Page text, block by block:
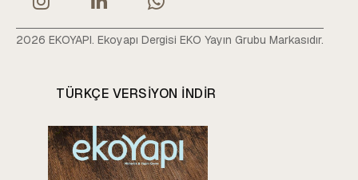
2026 EKOYAPI. Ekoyapı Dergisi EKO Yayın Grubu Markasıdır.
TÜRKÇE VERSIYON INDIR